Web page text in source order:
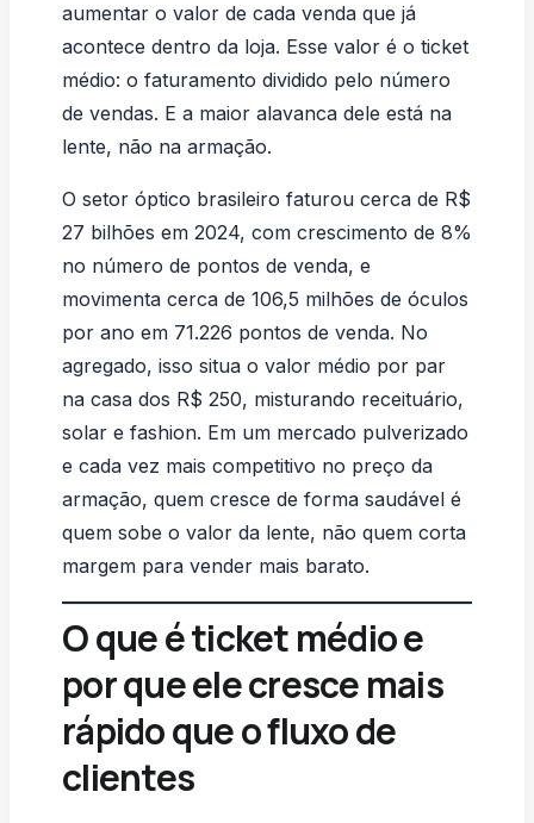
aumentar o valor de cada venda que já
acontece dentro da loja. Esse valor é o ticket
médio: o faturamento dividido pelo número
de vendas. E a maior alavanca dele está na
lente, não na armação.
O setor óptico brasileiro faturou cerca de R$
27 bilhões em 2024, com crescimento de 8%
no número de pontos de venda, e
movimenta cerca de 106,5 milhões de óculos
por ano em 71.226 pontos de venda. No
agregado, isso situa o valor médio por par
na casa dos R$ 250, misturando receituário,
solar e fashion. Em um mercado pulverizado
e cada vez mais competitivo no preço da
armação, quem cresce de forma saudável é
quem sobe o valor da lente, não quem corta
margem para vender mais barato.
O que é ticket médio e
por que ele cresce mais
rápido que o fluxo de
clientes